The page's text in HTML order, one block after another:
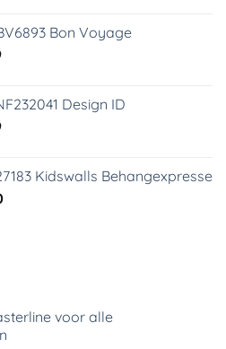
6,99. Bon Voyage
Huidige
€ 3,99.
Design ID
Huidige
€ 5,99.Kidswalls Behangexpresse
Huidige
voor alle